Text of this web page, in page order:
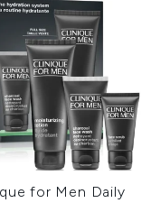
for Men Daily